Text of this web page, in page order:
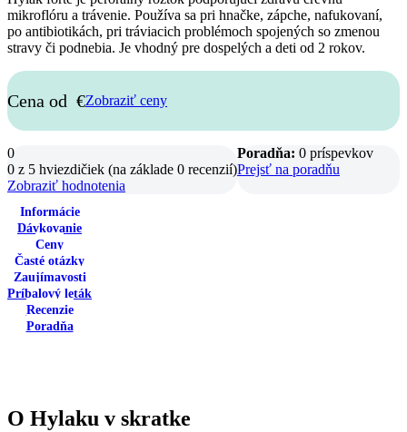
mikroflóru a trávenie. Používa sa pri hnačke, zápche, nafukovaní,
po antibiotikách, pri tráviacich problémoch spojených so zmenou
stravy či podnebia. Je vhodný pre dospelých a deti od 2 rokov.
Cena od €Zobraziť ceny
0
0 z 5 hviezdičiek (na základe 0 recenzií)
Zobraziť hodnotenia
Poradňa: 0 príspevkov
Prejsť na poradňu
Informácie
Dávkovanie
Ceny
Časté otázky
Zaujímavosti
Príbalový leták
Recenzie
Poradňa
O Hylaku v skratke